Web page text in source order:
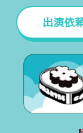
出演依